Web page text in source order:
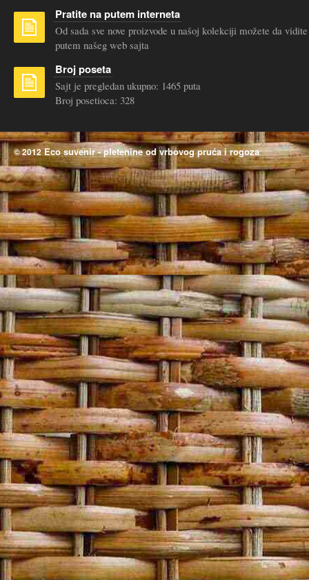
Pratite na putem interneta
Od sada sve nove proizvode u našoj kolekciji možete da vidite
putem našeg web sajta
Broj poseta
Sajt je pregledan ukupno: 1465 puta
Broj posetioca: 328
© 2012Eco suvenir - pletenine od vrbovog pruća i rogoza